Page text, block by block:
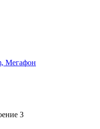
Мегафон
3